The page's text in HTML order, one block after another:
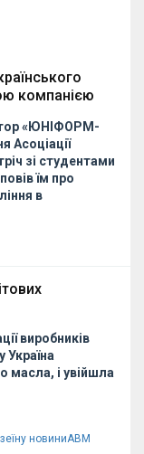
компанією
«ЮНІФОРМ-
Асоціації
зі студентами
їм про
в
виробників
Україна
масла, і увійшла
новиниАВМ